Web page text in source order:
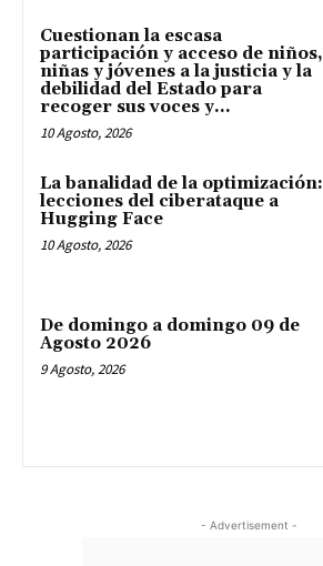
Cuestionan la escasa
participación y acceso de niños,
niñas y jóvenes a la justicia y la
debilidad del Estado para
recoger sus voces y...
10 Agosto, 2026
La banalidad de la optimización:
lecciones del ciberataque a
Hugging Face
10 Agosto, 2026
De domingo a domingo 09 de
Agosto 2026
9 Agosto, 2026
- Advertisement -